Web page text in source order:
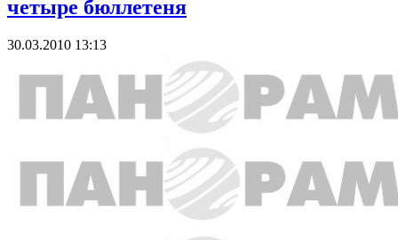
четыре бюллетеня
30.03.2010 13:13